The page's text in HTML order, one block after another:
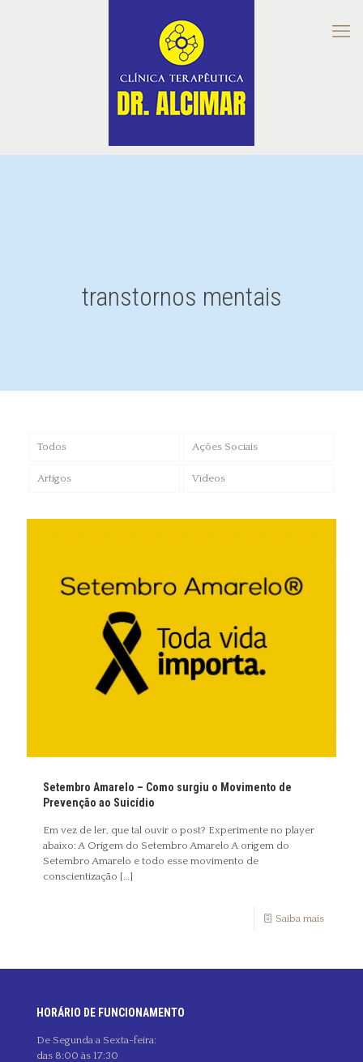
transtornos mentais
Todos Ações Sociais
Artigos Vídeos
Setembro Amarelo – Como surgiu o Movimento de
Prevenção ao Suicídio
Em vez de ler, que tal ouvir o post? Experimente no player
abaixo: A Origem do Setembro Amarelo A origem do
Setembro Amarelo e todo esse movimento de
conscientização […]
Saiba mais
HORÁRIO DE FUNCIONAMENTO
De Segunda a Sexta-feira:
das 8:00 às 17:30